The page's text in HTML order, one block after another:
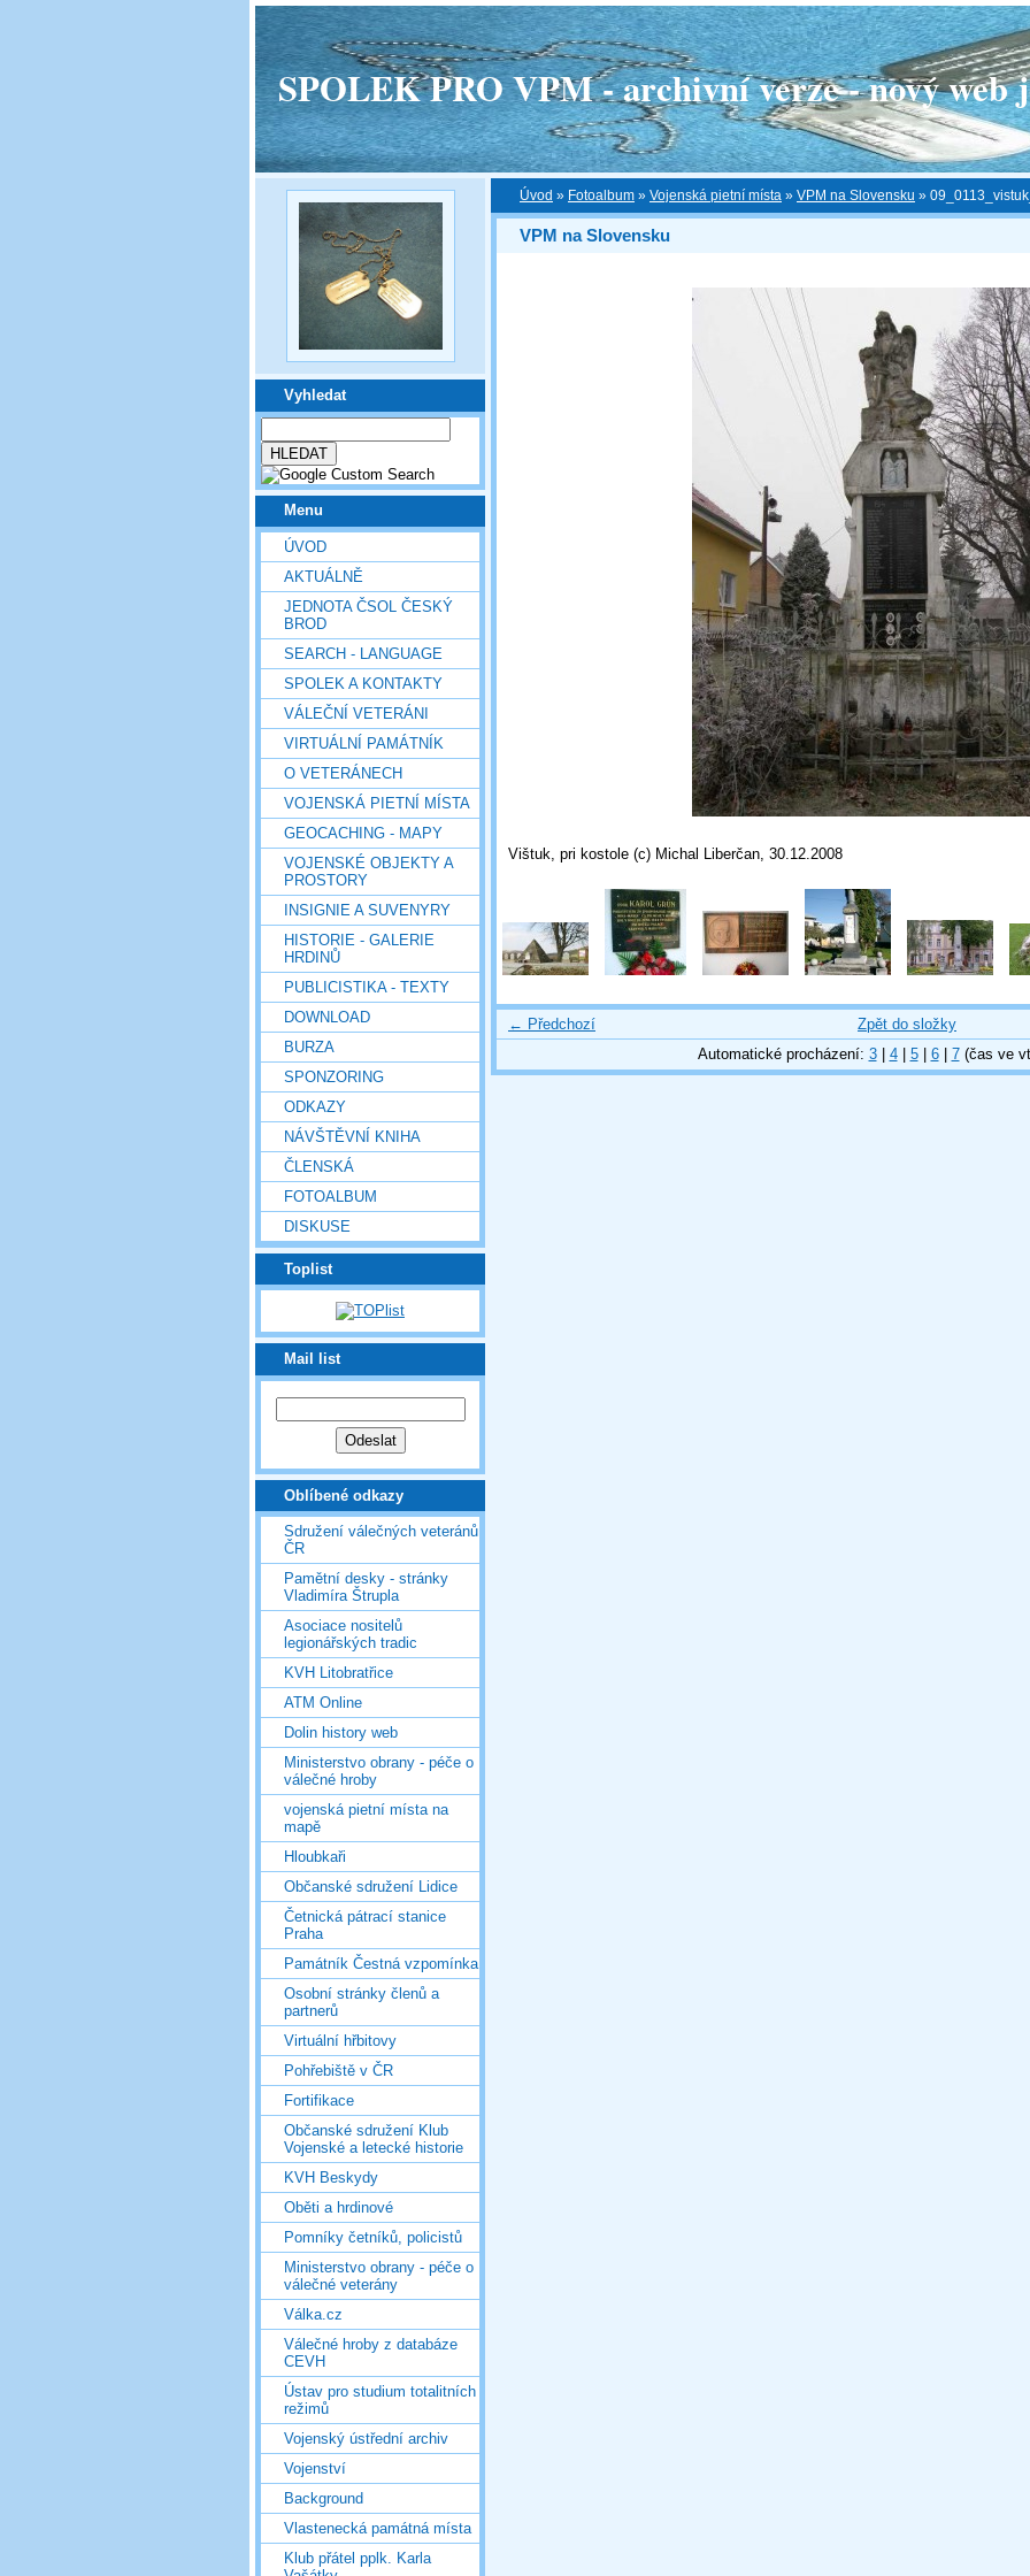
SPOLEK PRO VPM - archivní verze - nový web
Vyhledat
Menu
ÚVOD
AKTUÁLNĚ
JEDNOTA ČSOL ČESKÝ
BROD
SEARCH - LANGUAGE
SPOLEK A KONTAKTY
VÁLEČNÍ VETERÁNI
VIRTUÁLNÍ PAMÁTNÍK
O VETERÁNECH
VOJENSKÁ PIETNÍ MÍSTA
GEOCACHING - MAPY
VOJENSKÉ OBJEKTY A
PROSTORY
INSIGNIE A SUVENYRY
HISTORIE - GALERIE
HRDINŮ
PUBLICISTIKA - TEXTY
DOWNLOAD
BURZA
SPONZORING
ODKAZY
NÁVŠTĚVNÍ KNIHA
ČLENSKÁ
FOTOALBUM
DISKUSE
Toplist
Mail list
Oblíbené odkazy
Sdružení válečných veteránů
ČR
Pamětní desky - stránky
Vladimíra Štrupla
Asociace nositelů
legionářských tradic
KVH Litobratřice
ATM Online
Dolin history web
Ministerstvo obrany - péče o
válečné hroby
vojenská pietní místa na
mapě
Hloubkaři
Občanské sdružení Lidice
Četnická pátrací stanice
Praha
Památník Čestná vzpomínka
Osobní stránky členů a
partnerů
Virtuální hřbitovy
Pohřebiště v ČR
Fortifikace
Občanské sdružení Klub
Vojenské a letecké historie
KVH Beskydy
Oběti a hrdinové
Pomníky četníků, policistů
Ministerstvo obrany - péče o
válečné veterány
Válka.cz
Válečné hroby z databáze
CEVH
Ústav pro studium totalitních
režimů
Vojenský ústřední archiv
Vojenství
Background
Vlastenecká památná místa
Klub přátel pplk. Karla
Úvod » Fotoalbum » Vojenská pietní místa » VPM na Slovensku »
VPM na Slovensku
Vištuk, pri kostole (c) Michal Liberčan, 30.12.2008
← Předchozí
Zpět do složky
Automatické procházení: 3| 4| 5| 6| 7(čas ve